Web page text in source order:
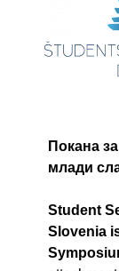
Покана
млади
Student
Slovenia